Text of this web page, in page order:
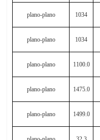
plano-plano 1034
plano-plano 1034
plano-plano 1100.0
plano-plano 1475.0
plano-plano 1499.0